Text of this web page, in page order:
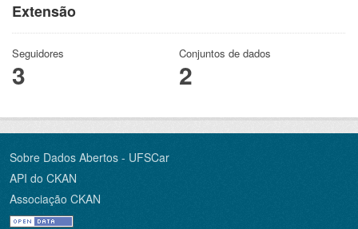
Extensão
Seguidores
3
Conjuntos de dados
2
Sobre Dados Abertos - UFSCar
API do CKAN
Associação CKAN